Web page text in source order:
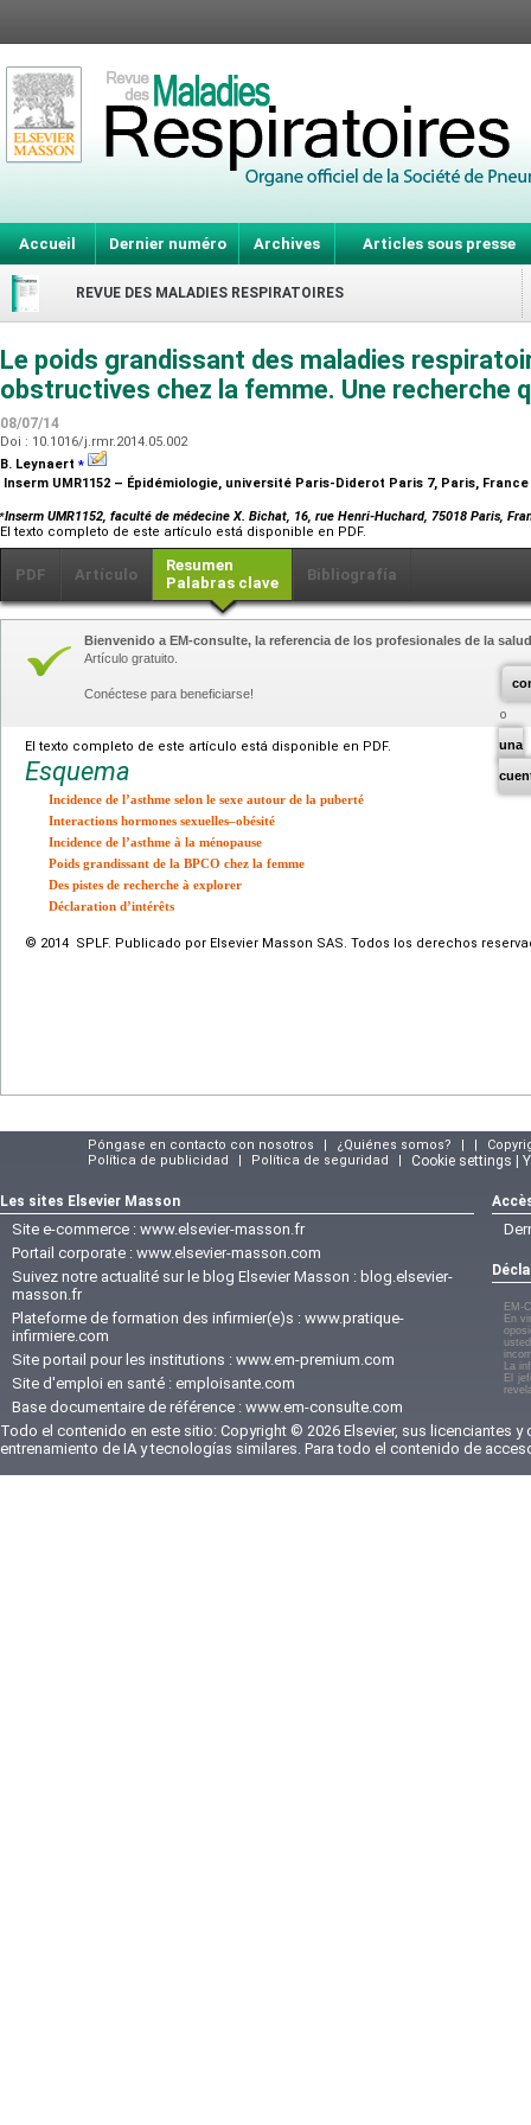
Accueil Dernier numéro Archives Articles sous presse
REVUE DES MALADIES RESPIRATOIRES
Le poids grandissant des maladies
obstructives chez la femme. Une recherche
08/07/14
Doi : 10.1016/j.rmr.2014.05.002
B. Leynaert ⁎
Inserm UMR1152 – Épidémiologie, université Paris-Diderot Paris 7, Paris, France
⁎Inserm UMR1152, faculté de médecine X. Bichat, 16, rue Henri-Huchard, 75018 Paris,
El texto completo de este artículo está disponible en PDF.
PDF Artículo
Resumen
Palabras clave
Bibliografía
una
Bienvenido a EM-consulte, la referencia de los profesionales de la
Artículo gratuito.
Conéctese para beneficiarse!
El texto completo de este artículo está disponible en PDF.
Esquema
Incidence de l’asthme selon le sexe autour de la puberté
Interactions hormones sexuelles–obésité
Incidence de l’asthme à la ménopause
Poids grandissant de la BPCO chez la femme
Des pistes de recherche à explorer
Déclaration d’intérêts
© 2014 SPLF. Publicado por Elsevier Masson SAS. Todos los derechos
Póngase en contacto con nosotros ¿Quiénes somos?
Política de publicidad
Política de seguridad Cookie settings |
Les sites Elsevier Masson
Site e-commerce : www.elsevier-masson.fr
Portail corporate : www.elsevier-masson.com
Suivez notre actualité sur le blog Elsevier Masson : blog.elsevier-
masson.fr
Plateforme de formation des infirmier(e)s : www.pratique-
infirmiere.com
Site portail pour les institutions : www.em-premium.com
Site d'emploi en santé : emploisante.com
Base documentaire de référence : www.em-consulte.com
EM-
En
La
El
Todo el contenido en este sitio: Copyright © 2026 Elsevier, sus licenciantes
entrenamiento de IA y tecnologías similares. Para todo el contenido de